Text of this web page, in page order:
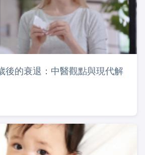
後的衰退：中醫觀點與現代解